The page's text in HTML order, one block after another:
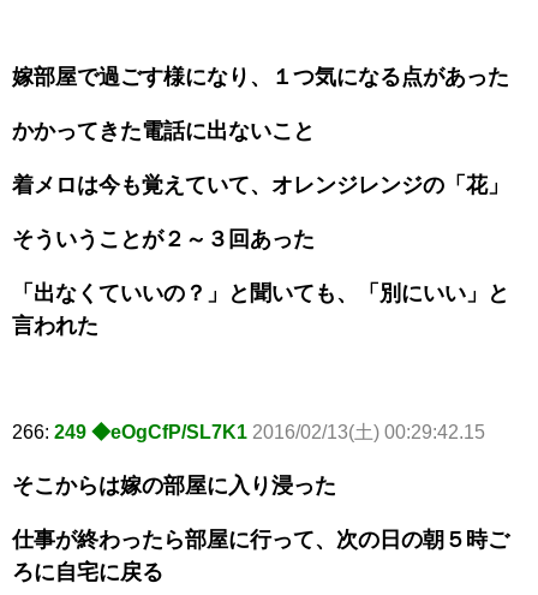
嫁部屋で過ごす様になり、１つ気になる点があった
かかってきた電話に出ないこと
着メロは今も覚えていて、オレンジレンジの「花」
そういうことが２～３回あった
「出なくていいの？」と聞いても、「別にいい」と
言われた
266: 249 ◆eOgCfP/SL7K1 2016/02/13(土) 00:29:42.15
そこからは嫁の部屋に入り浸った
仕事が終わったら部屋に行って、次の日の朝５時ご
ろに自宅に戻る